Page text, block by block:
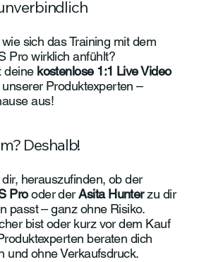
sich das Training mit dem
Pro wirklich anfühlt?
deine kostenlose 1:1 Live Video
Produktexperten –
aus!
herauszufinden, ob der
Prooder derAsita Hunterzu dir
passt – ganz ohne Risiko.
bist oder kurz vor dem Kauf
beraten dich
und ohne Verkaufsdruck.
Deshalb!